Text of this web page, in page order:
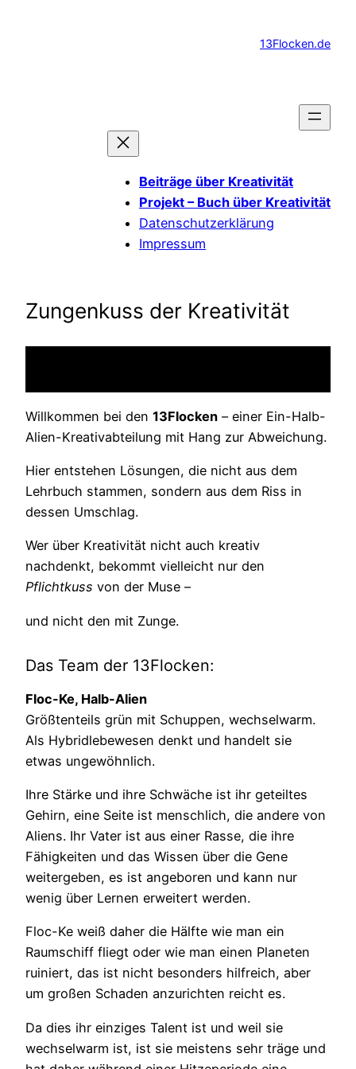
13Flocken.de
Beiträge über Kreativität
Projekt – Buch über Kreativität
Datenschutzerklärung
Impressum
Zungenkuss der Kreativität
Willkommen bei den 13Flocken – einer Ein-Halb-
Alien-Kreativabteilung mit Hang zur Abweichung.
Hier entstehen Lösungen, die nicht aus dem
Lehrbuch stammen, sondern aus dem Riss in
dessen Umschlag.
Wer über Kreativität nicht auch kreativ
nachdenkt, bekommt vielleicht nur den
Pflichtkuss von der Muse –
und nicht den mit Zunge.
Das Team der 13Flocken:
Floc-Ke, Halb-Alien
Größtenteils grün mit Schuppen, wechselwarm.
Als Hybridlebewesen denkt und handelt sie
etwas ungewöhnlich.
Ihre Stärke und ihre Schwäche ist ihr geteiltes
Gehirn, eine Seite ist menschlich, die andere von
Aliens. Ihr Vater ist aus einer Rasse, die ihre
Fähigkeiten und das Wissen über die Gene
weitergeben, es ist angeboren und kann nur
wenig über Lernen erweitert werden.
Floc-Ke weiß daher die Hälfte wie man ein
Raumschiff fliegt oder wie man einen Planeten
ruiniert, das ist nicht besonders hilfreich, aber
um großen Schaden anzurichten reicht es.
Da dies ihr einziges Talent ist und weil sie
wechselwarm ist, ist sie meistens sehr träge und